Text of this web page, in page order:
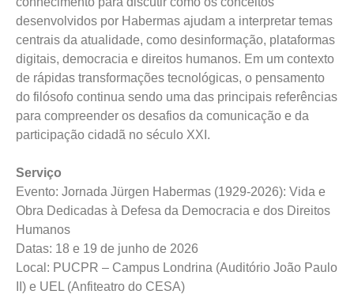
desenvolvidos por Habermas ajudam a interpretar temas
centrais da atualidade, como desinformação, plataformas
digitais, democracia e direitos humanos. Em um contexto
de rápidas transformações tecnológicas, o pensamento
do filósofo continua sendo uma das principais referências
para compreender os desafios da comunicação e da
participação cidadã no século XXI.
Serviço
Evento: Jornada Jürgen Habermas (1929-2026): Vida e
Obra Dedicadas à Defesa da Democracia e dos Direitos
Humanos
Datas: 18 e 19 de junho de 2026
Local: PUCPR – Campus Londrina (Auditório João Paulo
II) e UEL (Anfiteatro do CESA)